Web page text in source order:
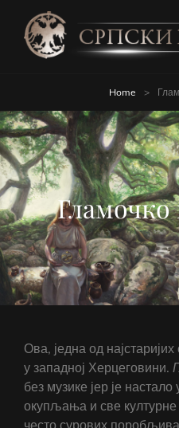
Home >
Ова, једна од
у западној Херцеговини.
без музике јер је
окупљања и све културне
често сурових